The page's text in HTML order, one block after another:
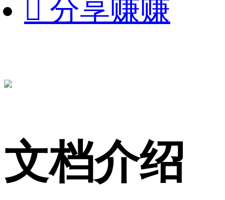
 分享赚赚
文档介绍